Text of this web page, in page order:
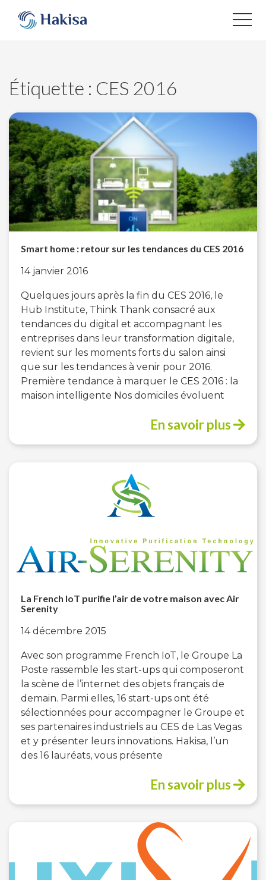
contenu
Étiquette : CES 2016
Smart home : retour sur les tendances du CES 2016
14 janvier 2016
Quelques jours après la fin du CES 2016, le
Hub Institute, Think Thank consacré aux
tendances du digital et accompagnant les
entreprises dans leur transformation digitale,
revient sur les moments forts du salon ainsi
que sur les tendances à venir pour 2016.
Première tendance à marquer le CES 2016 : la
maison intelligente Nos domiciles évoluent
En savoir plus
La French IoT purifie l’air de votre maison avec Air
Serenity
14 décembre 2015
Avec son programme French IoT, le Groupe La
Poste rassemble les start-ups qui composeront
la scène de l’internet des objets français de
demain. Parmi elles, 16 start-ups ont été
sélectionnées pour accompagner le Groupe et
ses partenaires industriels au CES de Las Vegas
et y présenter leurs innovations. Hakisa, l’un
des 16 lauréats, vous présente
En savoir plus